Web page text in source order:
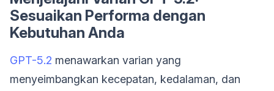
Sesuaikan Performa dengan
Kebutuhan Anda
GPT-5.2 menawarkan varian yang
menyeimbangkan kecepatan, kedalaman, dan